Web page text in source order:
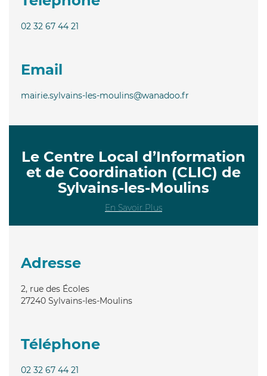
02 32 67 44 21
Email
mairie.sylvains-les-moulins@wanadoo.fr
Le Centre Local d’Information
et de Coordination (CLIC) de
Sylvains-les-Moulins
En Savoir Plus
Adresse
2, rue des Écoles
27240 Sylvains-les-Moulins
Téléphone
02 32 67 44 21